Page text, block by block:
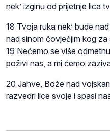
nek’ izginu od prijetnje lica
18 Tvoja ruka nek’ bude
nad sinom čovječjim kog za
19 Nećemo se više
poživi nas, a mi ćemo
20 Jahve, Bože nad
razvedri lice svoje i spasi